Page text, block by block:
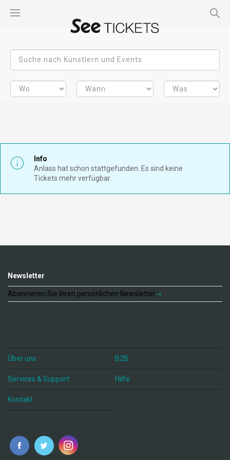
Info
Anlass hat schon stattgefunden. Es sind keine
Tickets mehr verfügbar.
Newsletter
Abonnieren Sie Ihren persönlichen Newsletter
Über uns B2B
Services & Support Hilfe
Kontakt